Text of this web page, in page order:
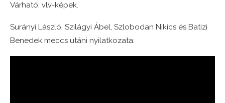
Várható: vlv-képek.
Surányi László, Szilágyi Ábel, Szlobodan Nikics és Batizi
Benedek meccs utáni nyilatkozata: